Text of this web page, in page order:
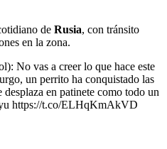
de Rusia, con tránsito
en la zona.
No vas a creer lo que hace este
un perrito ha conquistado las
en patinete como todo un
https://t.co/ELHqKmAkVD